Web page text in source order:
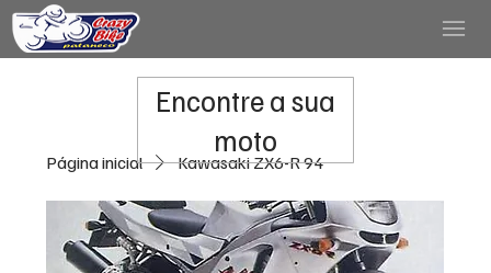
Página inicial Kawasaki ZX6-R 94
Encontre a sua
moto